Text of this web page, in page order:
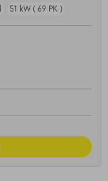
51 kW ( 69 PK )